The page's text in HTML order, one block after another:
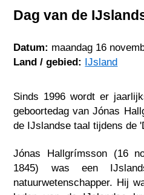
Dag van de
Datum: maandag 16
Land / gebied: IJsland
Sinds 1996 wordt er
geboortedag van Jónas
de IJslandse taal tijdens de
Jónas Hallgrímsson (16
1845) was een
natuurwetenschapper. Hij